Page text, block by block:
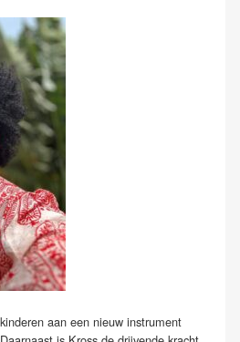
aan een nieuw instrument